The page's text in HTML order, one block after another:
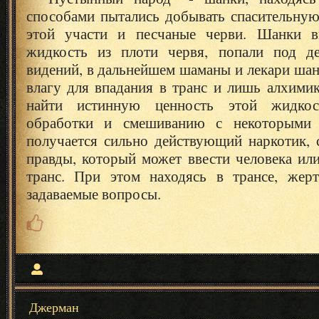
способами пытались добывать
этой участи и песчаные черви. Шанки
жидкость из плоти червя, попали под
видений, в дальнейшем шаманы и лекари
влагу для впадания в транс и лишь
найти истинную ценность этой
обработки и смешиванию с некоторыми
получается сильно действующий наркотик,
правды, который может ввести человека
транс. При этом находясь в трансе,
задаваемые вопросы.
Джерман